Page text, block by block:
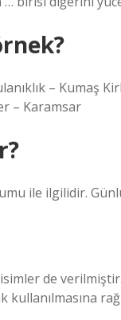
– Kumaş
– Karamsar
ile ilgilidir.
isimler de